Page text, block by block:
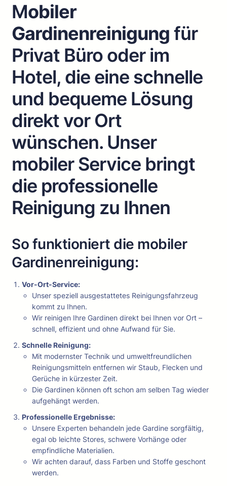
Mobiler
Gardinenreinigung für
Privat Büro oder im
Hotel, die eine schnelle
und bequeme Lösung
direkt vor Ort
wünschen. Unser
mobiler Service bringt
die professionelle
Reinigung zu Ihnen
So funktioniert die mobiler
Gardinenreinigung:
Vor-Ort-Service:
Unser speziell ausgestattetes Reinigungsfahrzeug
kommt zu Ihnen.
Wir reinigen Ihre Gardinen direkt bei Ihnen vor Ort –
schnell, effizient und ohne Aufwand für Sie.
Schnelle Reinigung:
Mit modernster Technik und umweltfreundlichen
Reinigungsmitteln entfernen wir Staub, Flecken und
Gerüche in kürzester Zeit.
Die Gardinen können oft schon am selben Tag wieder
aufgehängt werden.
Professionelle Ergebnisse:
Unsere Experten behandeln jede Gardine sorgfältig,
egal ob leichte Stores, schwere Vorhänge oder
empfindliche Materialien.
Wir achten darauf, dass Farben und Stoffe geschont
werden.